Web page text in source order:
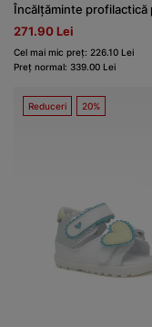
271.90 Lei
Cel mai mic preț: 226.10 Lei
Preț normal: 339.00 Lei
Reduceri 20%